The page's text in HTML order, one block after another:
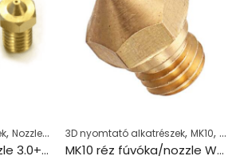
, Nozzle,V6
V6 Réz fúvóka/nozzle 3.0+0.3mm
3D nyomtató alkatrészek, MK10,
MK10 réz fúvóka/nozzle Wanhao 1.75+0.5mm